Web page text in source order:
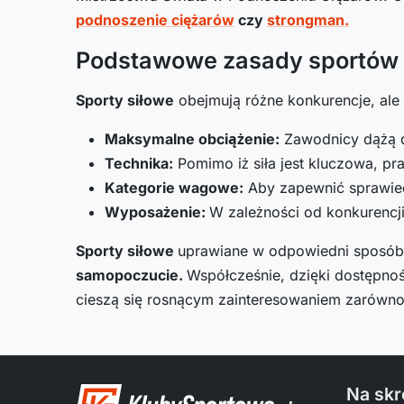
podnoszenie ciężarów czy strongman.
Podstawowe zasady
Sporty siłowe obejmują różne konkurencje,
Maksymalne obciążenie: Zawodnicy dążą
Technika: Pomimo iż siła jest kluczowa,
Kategorie wagowe: Aby zapewnić
Wyposażenie: W zależności od
Sporty siłowe uprawiane w odpowiedni
samopoczucie. Współcześnie, dzięki
cieszą się rosnącym zainteresowaniem
Na